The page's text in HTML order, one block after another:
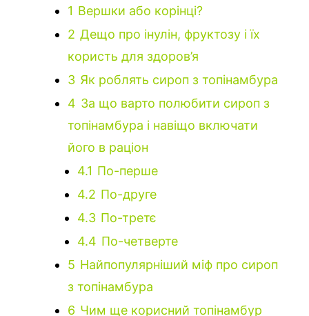
1 Вершки або корінці?
2 Дещо про інулін, фруктозу і їх
користь для здоров’я
3 Як роблять сироп з топінамбура
4 За що варто полюбити сироп з
топінамбура і навіщо включати
його в раціон
4.1 По-перше
4.2 По-друге
4.3 По-третє
4.4 По-четверте
5 Найпопулярніший міф про сироп
з топінамбура
6 Чим ще корисний топінамбур